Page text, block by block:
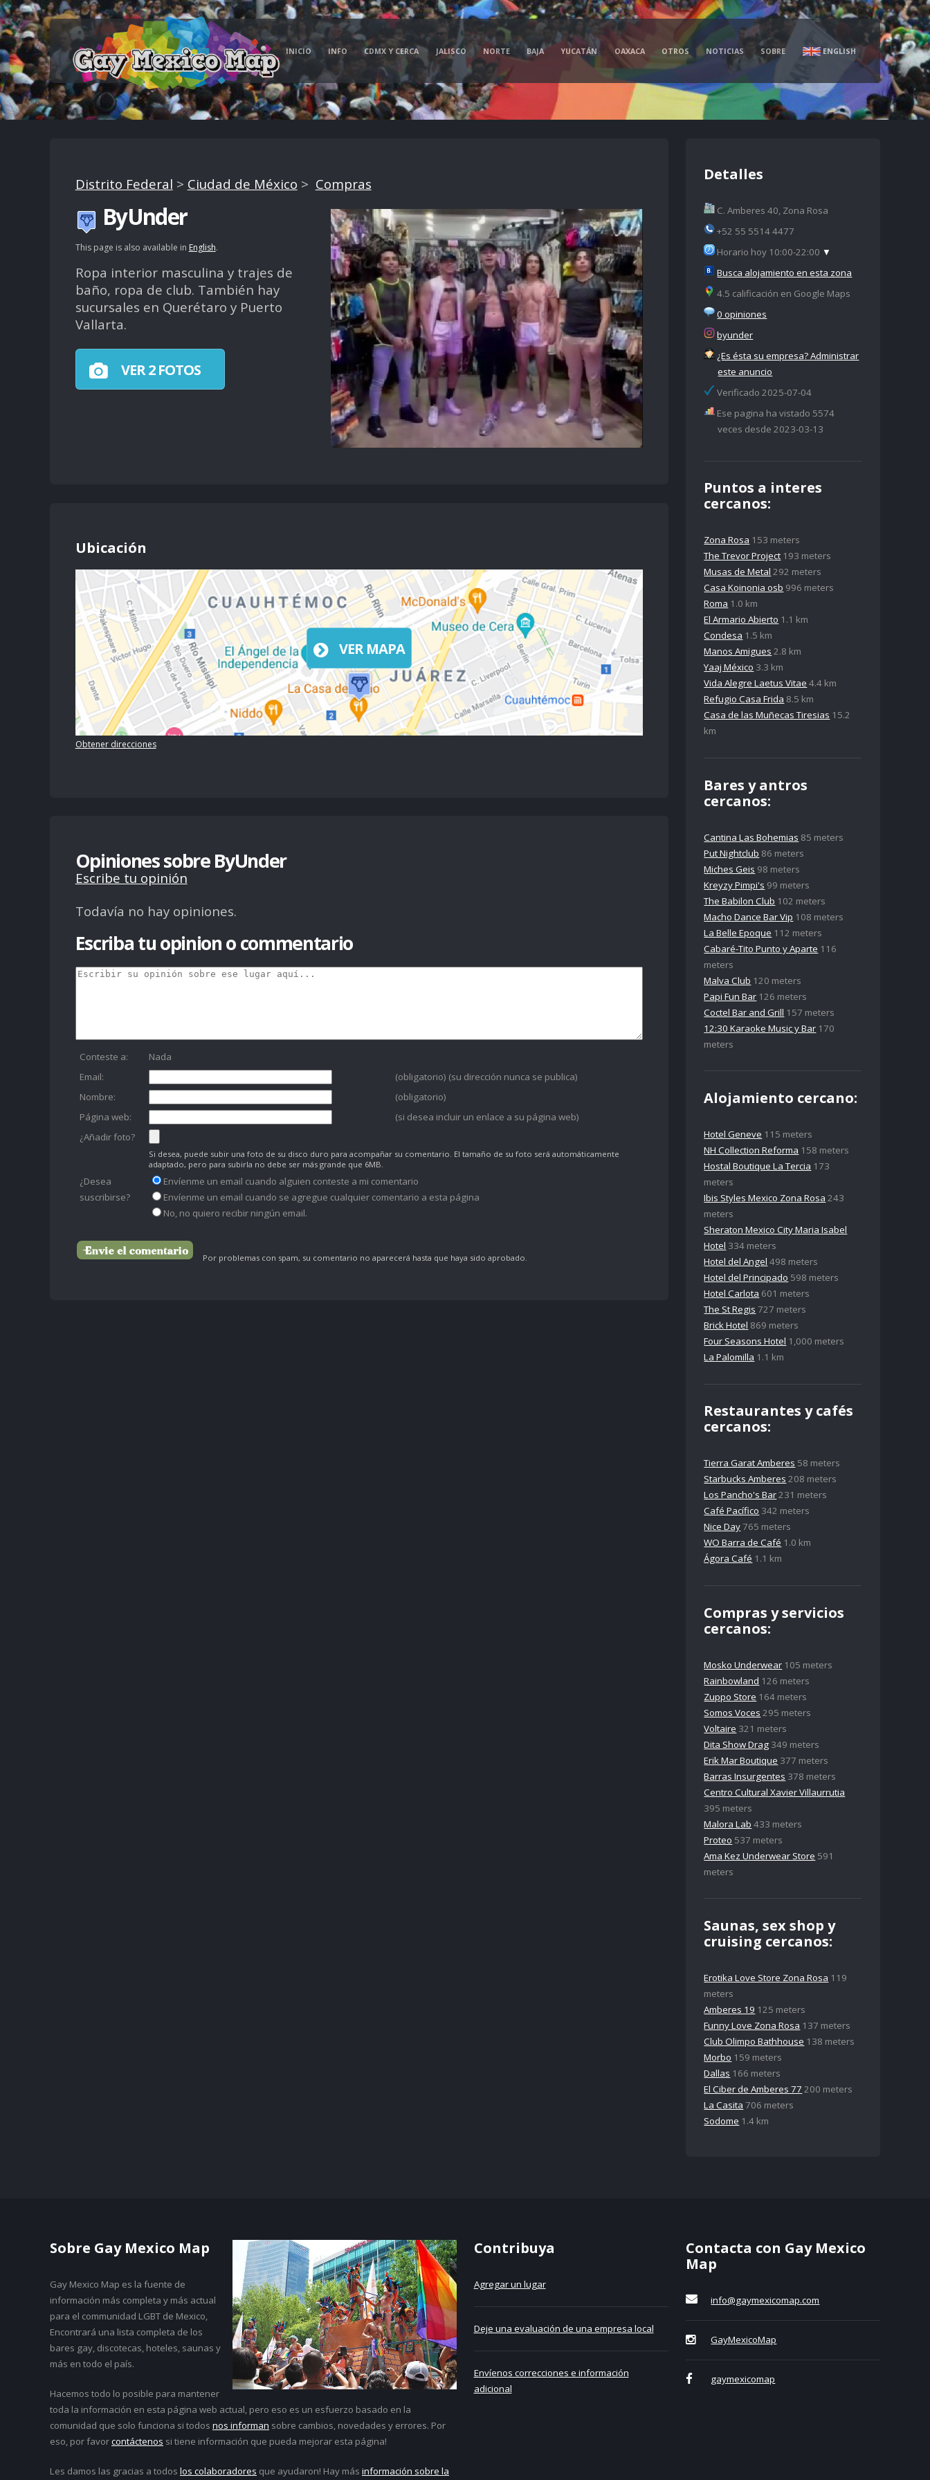
INICIO INFO CDMX Y CERCA JALISCO NORTE BAJA YUCATÁN OAXACA OTROS NOTICIAS SOBRE ENGLISH
Distrito Federal > Ciudad de México > Compras
ByUnder
This page is also available in English.
Ropa interior masculina y trajes de
baño, ropa de club. También hay
sucursales en Querétaro y Puerto
Vallarta.
VER 2 FOTOS
Ubicación
VER MAPA
Obtener direcciones
Opiniones sobre ByUnder
Escribe tu opinión
Todavía no hay opiniones.
Escriba tu opinion o commentario
Conteste a:
Nada
Email:
(obligatorio) (su dirección nunca se publica)
Nombre:
(obligatorio)
Página web:
(si desea incluir un enlace a su página web)
¿Añadir foto?
Si desea, puede subir una foto de su disco duro para acompañar su comentario. El tamaño de su foto será automáticamente
adaptado, pero para subirla no debe ser más grande que 6MB.
¿Desea
suscribirse?
Envíenme un email cuando alguien conteste a mi comentario
Envíenme un email cuando se agregue cualquier comentario a esta página
No, no quiero recibir ningún email.
Por problemas con spam, su comentario no aparecerá hasta que haya sido aprobado.
Detalles
C. Amberes 40, Zona Rosa
+52 55 5514 4477
Horario hoy 10:00-22:00 ▼
Busca alojamiento en esta zona
4.5 calificación en Google Maps
0 opiniones
byunder
¿Es ésta su empresa? Administrar
este anuncio
Verificado 2025-07-04
Ese pagina ha vistado 5574
veces desde 2023-03-13
Puntos a interes
cercanos:
Zona Rosa 153 meters
The Trevor Project 193 meters
Musas de Metal 292 meters
Casa Koinonia osb 996 meters
Roma 1.0 km
El Armario Abierto 1.1 km
Condesa 1.5 km
Manos Amigues 2.8 km
Yaaj México 3.3 km
Vida Alegre Laetus Vitae 4.4 km
Refugio Casa Frida 8.5 km
Casa de las Muñecas Tiresias 15.2
km
Bares y antros
cercanos:
Cantina Las Bohemias 85 meters
Put Nightclub 86 meters
Miches Geis 98 meters
Kreyzy Pimpi's 99 meters
The Babilon Club 102 meters
Macho Dance Bar Vip 108 meters
La Belle Epoque 112 meters
Cabaré-Tito Punto y Aparte 116
meters
Malva Club 120 meters
Papi Fun Bar 126 meters
Coctel Bar and Grill 157 meters
12:30 Karaoke Music y Bar 170
meters
Alojamiento cercano:
Hotel Geneve 115 meters
NH Collection Reforma 158 meters
Hostal Boutique La Tercia 173
meters
Ibis Styles Mexico Zona Rosa 243
meters
Sheraton Mexico City Maria Isabel
Hotel 334 meters
Hotel del Angel 498 meters
Hotel del Principado 598 meters
Hotel Carlota 601 meters
The St Regis 727 meters
Brick Hotel 869 meters
Four Seasons Hotel 1,000 meters
La Palomilla 1.1 km
Restaurantes y cafés
cercanos:
Tierra Garat Amberes 58 meters
Starbucks Amberes 208 meters
Los Pancho's Bar231 meters
Café Pacífico 342 meters
Nice Day765 meters
WO Barra de Café 1.0 km
Ágora Café 1.1 km
Compras y servicios
cercanos:
Mosko Underwear 105 meters
Rainbowland 126 meters
Zuppo Store 164 meters
Somos Voces 295 meters
Voltaire 321 meters
Dita Show Drag 349 meters
Erik Mar Boutique 377 meters
Barras Insurgentes 378 meters
Centro Cultural Xavier Villaurrutia
395 meters
Malora Lab 433 meters
Proteo 537 meters
Ama Kez Underwear Store 591
meters
Saunas, sex shop y
cruising cercanos:
Erotika Love Store Zona Rosa 119
meters
Amberes 19 125 meters
Funny Love Zona Rosa 137 meters
Club Olimpo Bathhouse 138 meters
Morbo 159 meters
Dallas 166 meters
El Ciber de Amberes 77 200 meters
La Casita 706 meters
Sodome 1.4 km
Sobre Gay Mexico Map
Gay Mexico Map es la fuente de
información más completa y más actual
para el communidad LGBT de Mexico,
Encontrará una lista completa de los
bares gay, discotecas, hoteles, saunas y
más en todo el país.
Hacemos todo lo posible para mantener
toda la información en esta página web actual, pero eso es un esfuerzo basado en la
comunidad que solo funciona si todos nos informan sobre cambios, novedades y errores. Por
eso, por favorcontáctenos si tiene información que pueda mejorar esta página!
Les damos las gracias a todos los colaboradores que ayudaron! Hay más información sobre la
Contribuya
Agregar un lugar
Deje una evaluación de una empresa local
Envíenos correcciones e información
adicional
Contacta con Gay Mexico
Map
info@gaymexicomap.com
GayMexicoMap
gaymexicomap